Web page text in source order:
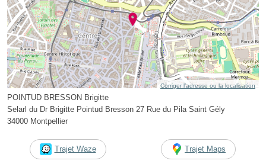
Corriger l’adresse ou la localisation
POINTUD BRESSON Brigitte
Selarl du Dr Brigitte Pointud Bresson 27 Rue du Pila Saint Gély
34000 Montpellier
Trajet Waze Trajet Maps